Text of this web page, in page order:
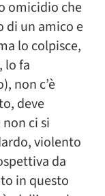
omicidio che
di un amico e
lo colpisce,
lo fa
non c’è
deve
ci si
violento
da
in questo